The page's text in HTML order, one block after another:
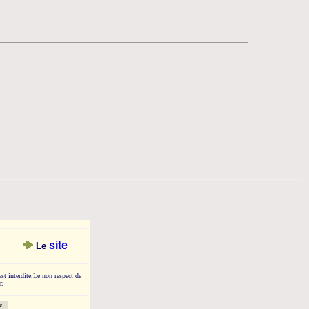
Le site
interdite.Le non respect de